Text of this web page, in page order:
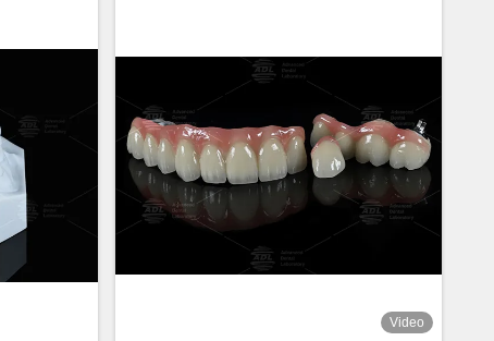
Video